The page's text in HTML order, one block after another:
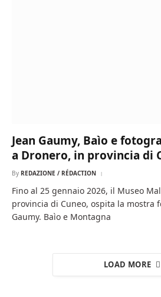
Jean Gaumy, Baìo e
a Dronero, in provincia di
By REDAZIONE / RÉDACTION
Fino al 25 gennaio 2026, il Museo
provincia di Cuneo, ospita la mostra
Gaumy. Baìo e Montagna
LOAD MORE